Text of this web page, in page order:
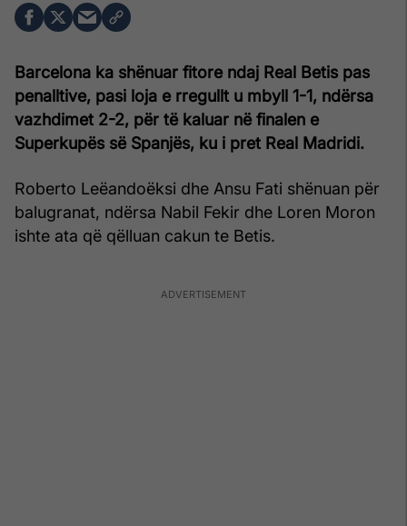
Barcelona ka shënuar fitore ndaj Real Betis pas
penalltive, pasi loja e rregullt u mbyll 1-1, ndërsa
vazhdimet 2-2, për të kaluar në finalen e
Superkupës së Spanjës, ku i pret Real Madridi.
Roberto Leëandoëksi dhe Ansu Fati shënuan për
balugranat, ndërsa Nabil Fekir dhe Loren Moron
ishte ata që qëlluan cakun te Betis.